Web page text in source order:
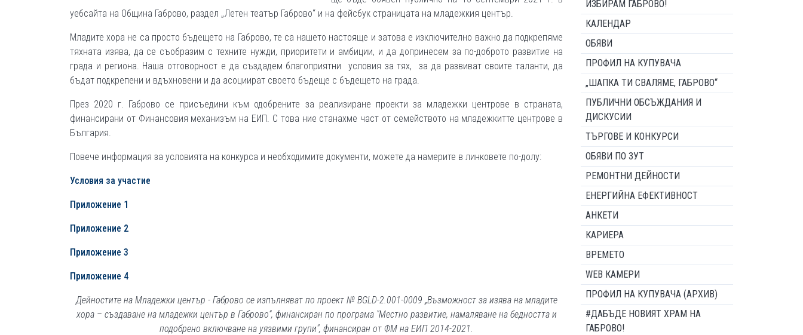
уебсайта на Община Габрово, раздел „Летен театър Габрово“ и на фейсбук страницата на младежкия център.
Младите хора не са просто бъдещето на Габрово, те са нашето настояще и затова е изключително важно да подкрепяме
тяхната изява, да се съобразим с техните нужди, приоритети и амбиции, и да допринесем за по-доброто развитие на
града и региона. Наша отговорност е да създадем благоприятни условия за тях, за да развиват своите таланти, да
бъдат подкрепени и вдъхновени и да асоциират своето бъдеще с бъдещето на града.
През 2020 г. Габрово се присъедини към одобрените за реализиране проекти за младежки центрове в страната,
финансирани от Финансовия механизъм на ЕИП. С това ние станахме част от семейството на младежкитте центрове в
България.
Повече информация за условията на конкурса и необходимите документи, можете да намерите в линковете по-долу:
Условия за участие
Приложение 1
Приложение 2
Приложение 3
Приложение 4
Дейностите на Младежки център - Габрово се изпълняват по проект № BGLD-2.001-0009 „Възможност за изява на младите
хора – създаване на младежки център в Габрово“, финансиран по програма "Местно развитие, намаляване на бедността и
подобрено включване на уязвими групи", финансиран от ФМ на ЕИП 2014-2021.
ИЗБИРАМ ГАБРОВО!
КАЛЕНДАР
ОБЯВИ
ПРОФИЛ НА КУПУВАЧА
„ШАПКА ТИ СВАЛЯМЕ, ГАБРОВО“
ПУБЛИЧНИ ОБСЪЖДАНИЯ И
ДИСКУСИИ
ТЪРГОВЕ И КОНКУРСИ
ОБЯВИ ПО ЗУТ
РЕМОНТНИ ДЕЙНОСТИ
ЕНЕРГИЙНА ЕФЕКТИВНОСТ
АНКЕТИ
КАРИЕРА
ВРЕМЕТО
WEB КАМЕРИ
ПРОФИЛ НА КУПУВАЧА (АРХИВ)
#ДАБЪДЕ НОВИЯТ ХРАМ НА
ГАБРОВО!